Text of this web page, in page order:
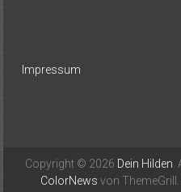
Impressum
Copyright © 2026 Dein Hilden
ColorNews von